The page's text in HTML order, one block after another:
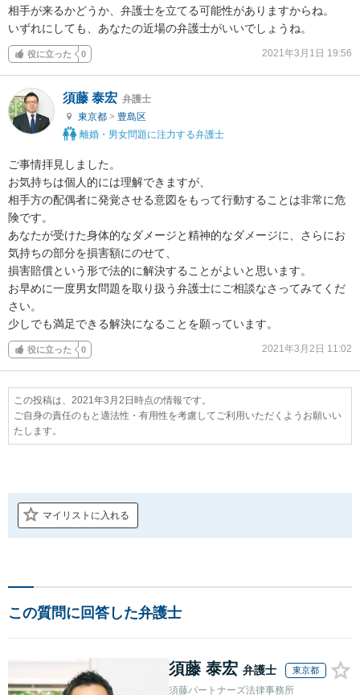
相手が来るかどうか、弁護士を立てる可能性がありますからね。
いずれにしても、あなたの近場の弁護士がいいでしょうね。
役に立った 0 2021年3月1日 19:56
須藤 泰宏 弁護士
東京都 > 豊島区
離婚・男女問題に注力する弁護士
ご事情拝見しました。
お気持ちは個人的には理解できますが、
相手方の配偶者に発覚させる意図をもって行動することは非常に危
険です。
あなたが受けた身体的なダメージと精神的なダメージに、さらにお
気持ちの部分を損害額にのせて、
損害賠償という形で法的に解決することがよいと思います。
お早めに一度男女問題を取り扱う弁護士にご相談なさってみてくだ
さい。
少しでも満足できる解決になることを願っています。
役に立った 0 2021年3月2日 11:02
この投稿は、2021年3月2日時点の情報です。
ご自身の責任のもと適法性・有用性を考慮してご利用いただくようお願いい
たします。
マイリストに入れる
この質問に回答した弁護士
須藤 泰宏 弁護士 東京都
須藤パートナーズ法律事務所